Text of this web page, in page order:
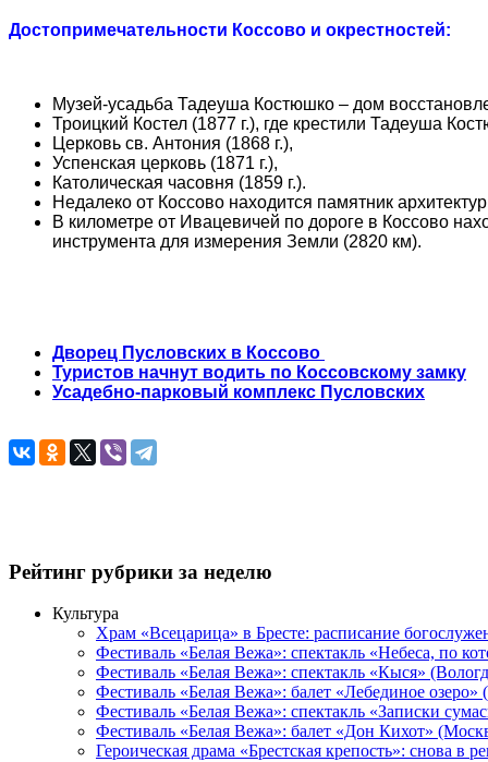
Достопримечательности Коссово и окрестностей:
Музей-усадьба Тадеуша Костюшко – дом
Троицкий Костел (1877 г.), где крестили Тадеуша
Церковь св. Антония (1868 г.),
Успенская церковь (1871 г.),
Католическая часовня (1859 г.).
Недалеко от Коссово находится памятник
В километре от Ивацевичей по дороге в Коссово
инструмента для измерения Земли (2820 км).
Дворец Пусловских в Коссово
Туристов начнут водить по Коссовскому замку
Усадебно-парковый комплекс Пусловских
Рейтинг рубрики за неделю
Культура
Храм «Всецарица» в Бресте: расписание
Фестиваль «Белая Вежа»: спектакль «Небеса, по
Фестиваль «Белая Вежа»: спектакль «Кыся»
Фестиваль «Белая Вежа»: балет «Лебединое
Фестиваль «Белая Вежа»: спектакль «Записки
Фестиваль «Белая Вежа»: балет «Дон Кихот»
Героическая драма «Брестская крепость»: снова в